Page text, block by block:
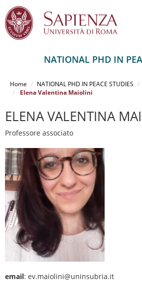
contenuto
NATIONAL PHD IN
Home NATIONAL PHD IN PEACE STUDIES
Elena Valentina Maiolini
ELENA VALENTINA
Professore associato
email: ev.maiolini@uninsubria.it